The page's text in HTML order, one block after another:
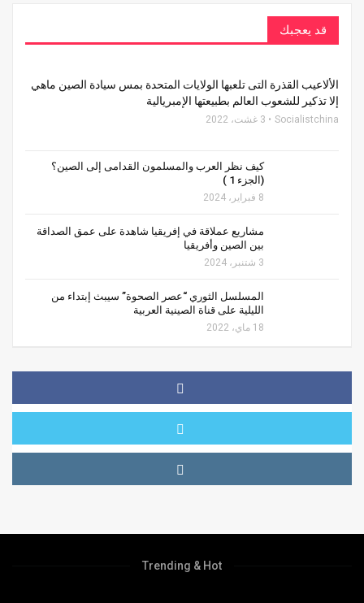
قد يعجبك
الألاعيب القذرة التى تلعبها الولايات المتحدة بمس سيادة الصين ماهي
إلا تذكير للشعوب العالم بطبيعتها الإمبريالية
Socialistchina 3 غشت، 2022
كيف نظر العرب والمسلمون القدامى إلى الصين؟
(الجزء 1 )
8 فبراير، 2024
مشاريع عملاقة في إفريقيا شاهدة على عمق الصداقة
بين الصين وأفريقيا
3 شتنبر، 2024
المسلسل الثوري “عصر الصحوة” سيبث إبتداء من
الليلية على قناة الصينية العربية
18 ماي، 2022
Trending & Hot